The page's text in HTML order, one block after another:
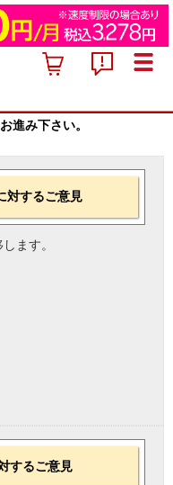
進み下さい。
対するご意見
ます。
するご意見